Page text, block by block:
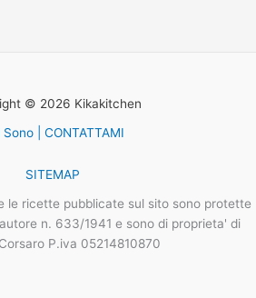
© 2026 Kikakitchen
Sono | CONTATTAMI
SITEMAP
le ricette pubblicate sul sito sono protette
n. 633/1941 e sono di proprieta' di
P.iva 05214810870